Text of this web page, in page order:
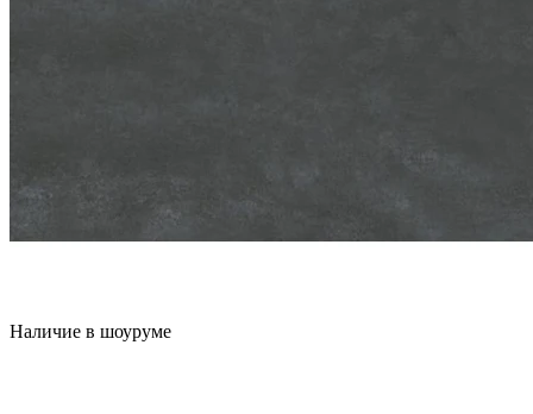
Наличие в шоуруме